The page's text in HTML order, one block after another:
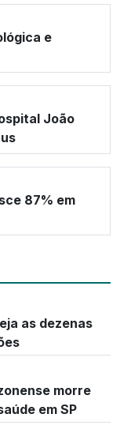
e
João
87% em
as dezenas
morre
em SP